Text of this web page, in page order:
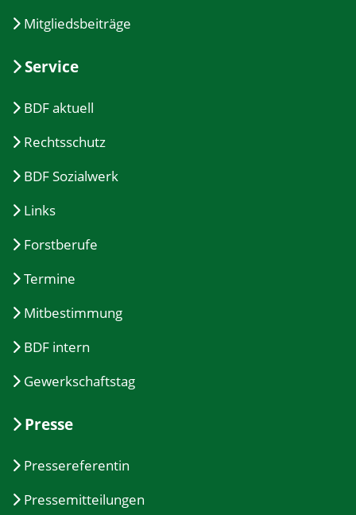
Mitgliedsbeiträge
Service
BDF aktuell
Rechtsschutz
BDF Sozialwerk
Links
Forstberufe
Termine
Mitbestimmung
BDF intern
Gewerkschaftstag
Presse
Pressereferentin
Pressemitteilungen